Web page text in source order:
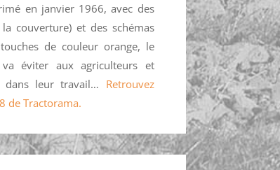
en janvier 1966, avec des
couverture) et des schémas
de couleur orange, le
éviter aux agriculteurs et
dans leur travail… Retrouvez
de Tractorama.